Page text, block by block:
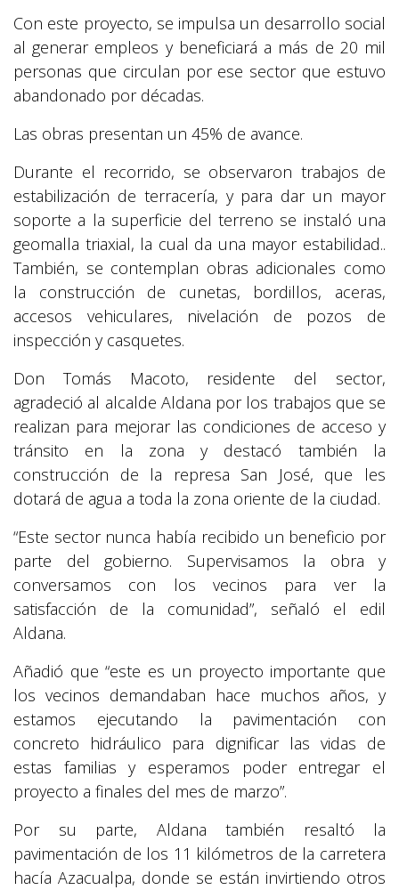
Con este proyecto, se impulsa un desarrollo social
al generar empleos y beneficiará a más de 20 mil
personas que circulan por ese sector que estuvo
abandonado por décadas.
Las obras presentan un 45% de avance.
Durante el recorrido, se observaron trabajos de
estabilización de terracería, y para dar un mayor
soporte a la superficie del terreno se instaló una
geomalla triaxial, la cual da una mayor estabilidad..
También, se contemplan obras adicionales como
la construcción de cunetas, bordillos, aceras,
accesos vehiculares, nivelación de pozos de
inspección y casquetes.
Don Tomás Macoto, residente del sector,
agradeció al alcalde Aldana por los trabajos que se
realizan para mejorar las condiciones de acceso y
tránsito en la zona y destacó también la
construcción de la represa San José, que les
dotará de agua a toda la zona oriente de la ciudad.
“Este sector nunca había recibido un beneficio por
parte del gobierno. Supervisamos la obra y
conversamos con los vecinos para ver la
satisfacción de la comunidad”, señaló el edil
Aldana.
Añadió que “este es un proyecto importante que
los vecinos demandaban hace muchos años, y
estamos ejecutando la pavimentación con
concreto hidráulico para dignificar las vidas de
estas familias y esperamos poder entregar el
proyecto a finales del mes de marzo”.
Por su parte, Aldana también resaltó la
pavimentación de los 11 kilómetros de la carretera
hacía Azacualpa, donde se están invirtiendo otros